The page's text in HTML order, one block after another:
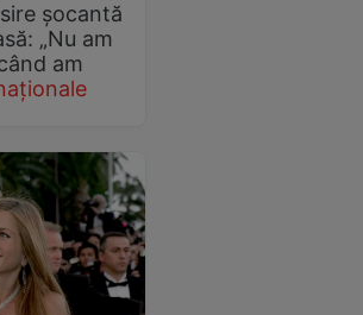
șocantă
„Nu am
am